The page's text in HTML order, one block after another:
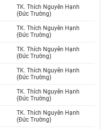
TK. Thích Nguyên Hạnh
(Đức Trường)
TK. Thích Nguyên Hạnh
(Đức Trường)
TK. Thích Nguyên Hạnh
(Đức Trường)
TK. Thích Nguyên Hạnh
(Đức Trường)
TK. Thích Nguyên Hạnh
(Đức Trường)
TK. Thích Nguyên Hạnh
(Đức Trường)